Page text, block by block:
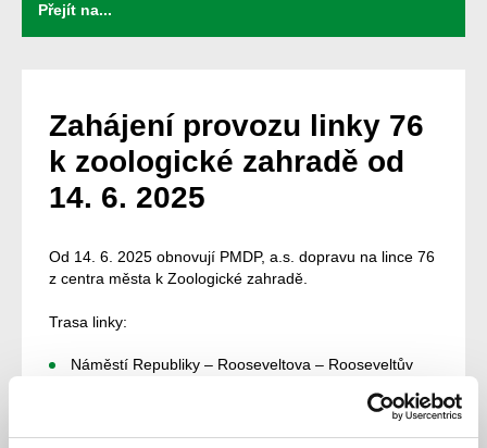
Zahájení provozu linky 76
k zoologické zahradě od
14. 6. 2025
Od 14. 6. 2025 obnovují PMDP, a.s. dopravu na lince 76
z centra města k Zoologické zahradě.
Trasa linky:
Náměstí Republiky – Rooseveltova – Rooseveltův